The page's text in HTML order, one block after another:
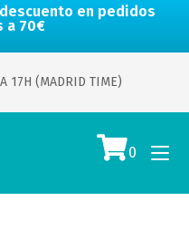
descuento en pedidos
a 70€
17H (MADRID TIME)
0